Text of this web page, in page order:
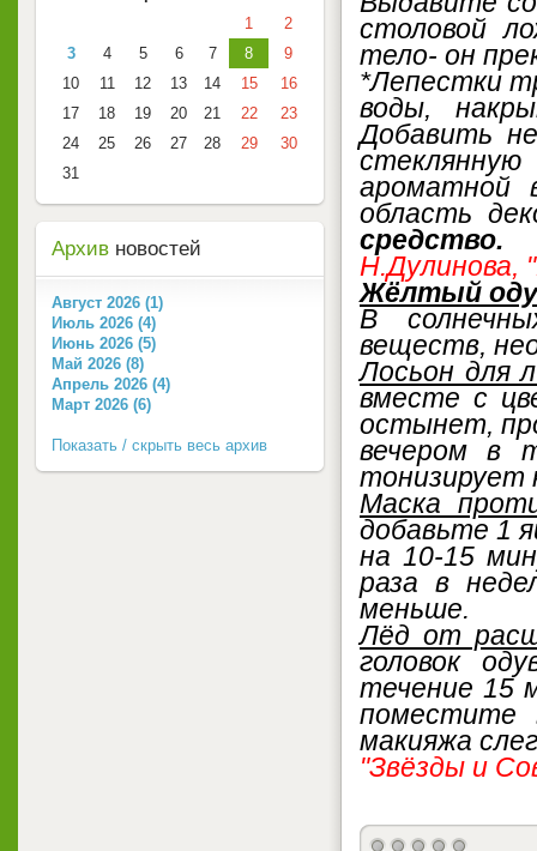
столовой
тело- он
*Лепестки
воды,
Добавить
ароматной
область
средство.
Н.Дулинова,
Жёлтый
В
веществ,
Лосьон для
вместе с
остынет,
вечером в
тонизирует
Маска
добавьте 1
на 10-15
раза в
меньше.
Лёд от
головок
течение 15
поместите
макияжа
"Звёзды и
1
2
3
4 5 6 7 8
9
10
11 12 13 14 15
16
17
18 19 20 21 22
23
24
25 26 27 28 29
30
31
Архив новостей
Август 2026 (1)
Июль 2026 (4)
Июнь 2026 (5)
Май 2026 (8)
Апрель 2026 (4)
Март 2026 (6)
Показать / скрыть весь архив